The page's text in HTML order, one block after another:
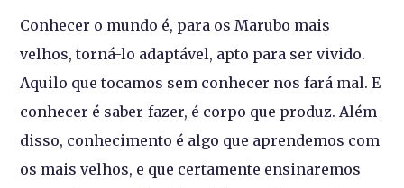
Conhecer o mundo é, para os Marubo mais
velhos, torná-lo adaptável, apto para ser vivido.
Aquilo que tocamos sem conhecer nos fará mal. E
conhecer é saber-fazer, é corpo que produz. Além
disso, conhecimento é algo que aprendemos com
os mais velhos, e que certamente ensinaremos